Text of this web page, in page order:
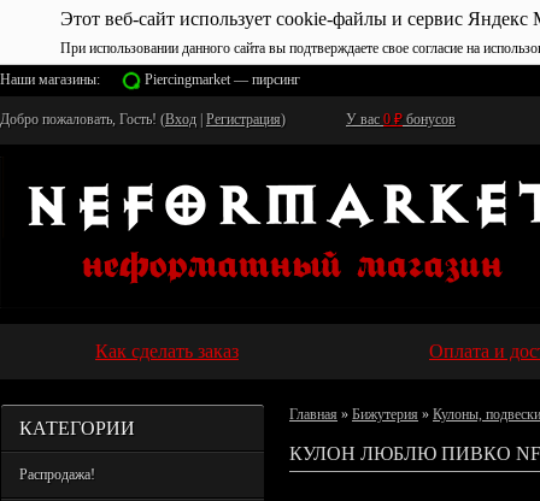
Этот веб-сайт использует cookie-файлы и сервис Яндекс
При использовании данного сайта вы подтверждаете свое согласие на
Наши магазины:
Piercingmarket — пирсинг
Добро пожаловать, Гость! (Вход Регистрация) У вас 0 ₽ бонусов
Как сделать заказ Оплата и
КАТЕГОРИИ
Распродажа!
Главная » Бижутерия » Кулоны, подвески
КУЛОН ЛЮБЛЮ ПИВКО